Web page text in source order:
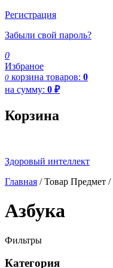
Регистрация
Забыли свой пароль?
0
Избраное
0 корзина товаров: 0
на сумму: 0 ₽
Корзина
Здоровый интеллект
Главная / Товар Предмет /
Азбука
Фильтры
Категория